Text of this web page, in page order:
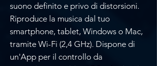
suono definito e privo di distorsioni.
Riproduce la musica dal tuo
smartphone, tablet, Windows o Mac,
tramite Wi-Fi (2,4 GHz). Dispone di
un'App per il controllo da